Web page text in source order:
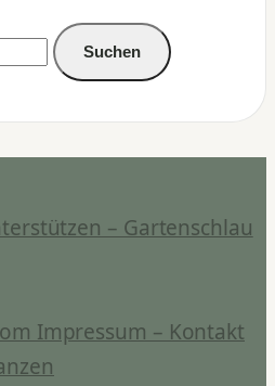
– Gartenschlau
Impressum – Kontakt